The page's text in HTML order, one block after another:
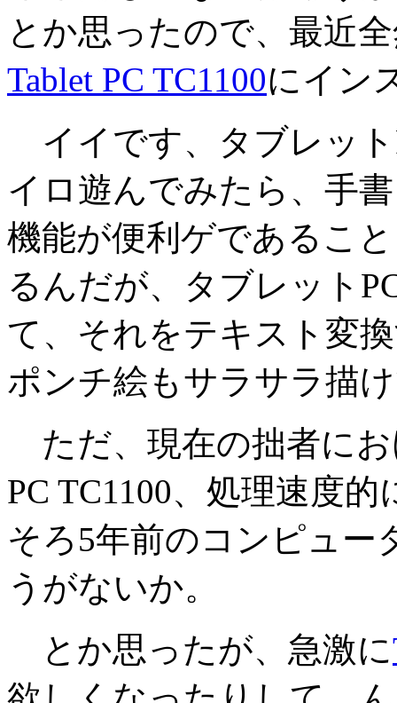
とか思ったので、最近
Tablet PC TC1100にイン
イイです、タブレッ
イロ遊んでみたら、手
機能が便利ゲであるこ
るんだが、タブレット
て、それをテキスト変
ポンチ絵もサラサラ描
ただ、現在の拙者にお
PC TC1100、処理速度
そろ5年前のコンピュー
うがないか。
とか思ったが、急激に